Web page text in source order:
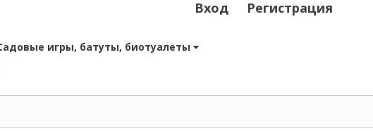
Вход Регистрация
садовые игры, батуты, биотуалеты